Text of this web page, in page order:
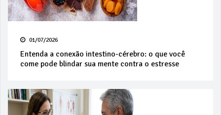
01/07/2026
Entenda a conexão intestino-cérebro: o que você
come pode blindar sua mente contra o estresse